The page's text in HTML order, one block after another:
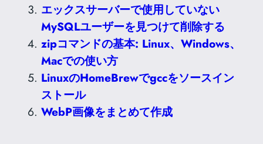
エックスサーバーで使用していない
MySQLユーザーを見つけて削除する
zipコマンドの基本: Linux、Windows、
Macでの使い方
LinuxのHomeBrewでgccをソースイン
ストール
WebP画像をまとめて作成